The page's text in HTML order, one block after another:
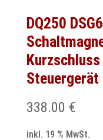
DQ250
Steuergerät
338.00 €
inkl. 19 % MwSt.